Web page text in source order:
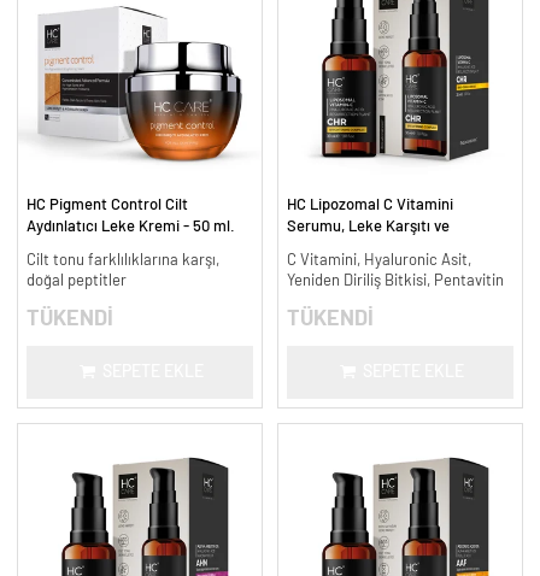
HC Pigment Control Cilt
Aydınlatıcı Leke Kremi - 50 ml.
Cilt tonu farklılıklarına karşı,
doğal peptitler
TÜKENDİ
HC Lipozomal C Vitamini
Serumu, Leke Karşıtı ve
C Vitamini, Hyaluronic Asit,
Yeniden Diriliş Bitkisi, Pentavitin
TÜKENDİ